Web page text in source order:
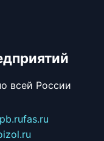
всей России
fas.ru